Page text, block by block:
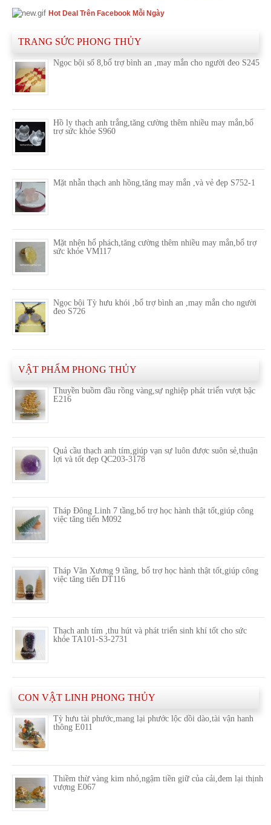
Hot Deal Trên Facebook Mỗi Ngày
TRANG SỨC PHONG THỦY
Ngọc bội số 8,bổ trợ bình an ,may mắn cho người đeo S245
Hồ ly thạch anh trắng,tăng cường thêm nhiều may mắn,bổ
trợ sức khỏe S960
Mặt nhẫn thạch anh hồng,tăng may mắn ,và vẻ đẹp S752-1
Mặt nhện hổ phách,tăng cường thêm nhiều may mắn,bổ trợ
sức khỏe VM117
Ngọc bội Tỳ hưu khói ,bổ trợ bình an ,may mắn cho người
đeo S726
VẬT PHẨM PHONG THỦY
Thuyền buồm đầu rồng vàng,sự nghiệp phát triển vượt bậc
E216
Quả cầu thạch anh tím,giúp vạn sự luôn được suôn sẻ,thuận
lợi và tốt đẹp QC203-3178
Tháp Đông Linh 7 tầng,bổ trợ học hành thật tốt,giúp công
việc tăng tiến M092
Tháp Văn Xương 9 tầng, bổ trợ học hành thật tốt,giúp công
việc tăng tiến DT116
Thạch anh tím ,thu hút và phát triển sinh khí tốt cho sức
khỏe TA101-S3-2731
CON VẬT LINH PHONG THỦY
Tỳ hưu tài phước,mang lại phước lộc dồi dào,tài vận hanh
thông E011
Thiềm thừ vàng kim nhỏ,ngậm tiền giữ của cải,đem lại thịnh
vượng E067